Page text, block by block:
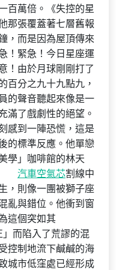
百萬倍。《失控的星
那張覆蓋著七層舊報
，而是因為屋頂傳來
！緊急！今日星座運
！由於月球剛剛打了
百分之九十九點九，
的聲音聽起來像是一
滿了戲劇性的絕望。
感到一陣恐慌，這是
的標準反應。他單戀
學」咖啡館的林天
汽車空氣芯割線中
，則像一團被獅子座
亂與錯位。他衝到窗
這個突如其
而陷入了荒謬的混
控制地流下鹹鹹的海
城市低窪處已經形成